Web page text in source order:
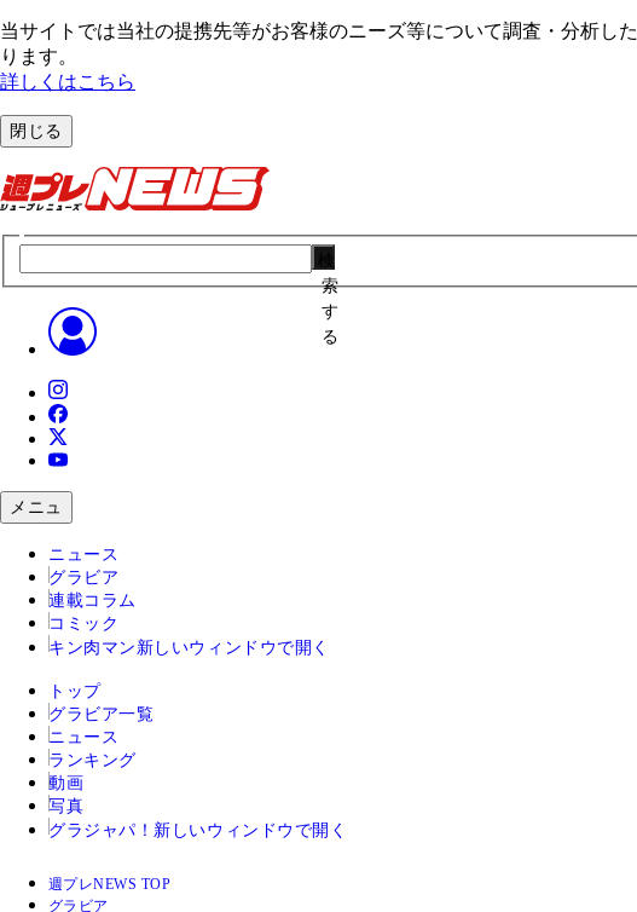
当サイトでは当社の提携先等がお客様のニーズ等について調査・分析し
ります。
詳しくはこちら
閉じる
索
す
る
メニュ
ニュース
グラビア
連載コラム
コミック
キン肉マン 新しいウィンドウで開く
トップ
グラビア一覧
ニュース
ランキング
動画
写真
グラジャパ！ 新しいウィンドウで開く
週プレNEWS TOP
グラビア